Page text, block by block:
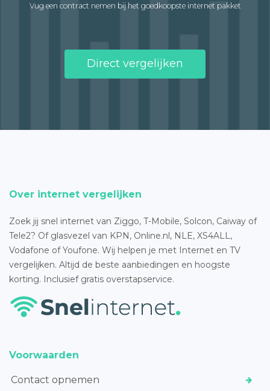
Vug een contract nemen bij het goedkoopste internet pakket
Direct vergelijken
Over internet vergelijken
Zoek jij snel internet van Ziggo, T-Mobile, Solcon, Caiway of
Tele2? Of glasvezel van KPN, Online.nl, NLE, XS4ALL,
Vodafone of Youfone. Wij helpen je met Internet en TV
vergelijken. Altijd de beste aanbiedingen en hoogste
korting. Inclusief gratis overstapservice.
Voorwaarden
Contact opnemen